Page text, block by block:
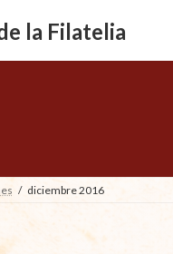
la Filatelia
diciembre 2016